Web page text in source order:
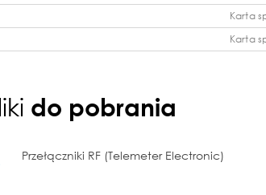
Karta
Karta
do pobrania
Przełączniki RF (Telemeter Electronic)